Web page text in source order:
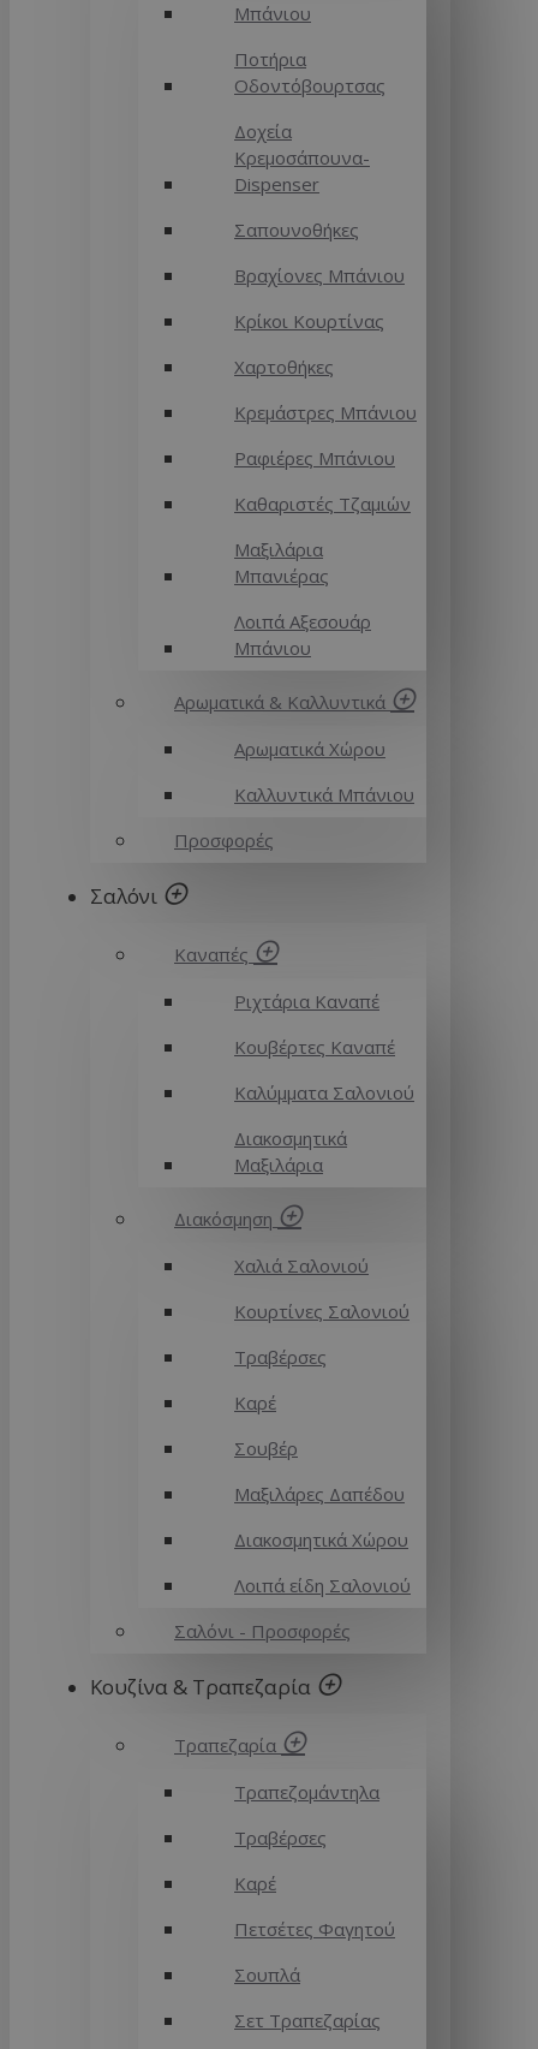
Μπάνιου
Ποτήρια
Οδοντόβουρτσας
Δοχεία
Κρεμοσάπουνα-
Dispenser
Σαπουνοθήκες
Βραχίονες Μπάνιου
Κρίκοι Κουρτίνας
Χαρτοθήκες
Κρεμάστρες Μπάνιου
Ραφιέρες Μπάνιου
Καθαριστές Τζαμιών
Μαξιλάρια
Μπανιέρας
Λοιπά Αξεσουάρ
Μπάνιου
Αρωματικά & Καλλυντικά
Αρωματικά Χώρου
Καλλυντικά Μπάνιου
Προσφορές
Σαλόνι
Καναπές
Ριχτάρια Καναπέ
Κουβέρτες Καναπέ
Καλύμματα Σαλονιού
Διακοσμητικά
Μαξιλάρια
Διακόσμηση
Χαλιά Σαλονιού
Κουρτίνες Σαλονιού
Τραβέρσες
Καρέ
Σουβέρ
Μαξιλάρες Δαπέδου
Διακοσμητικά Χώρου
Λοιπά είδη Σαλονιού
Σαλόνι - Προσφορές
Κουζίνα & Τραπεζαρία
Τραπεζαρία
Τραπεζομάντηλα
Τραβέρσες
Καρέ
Πετσέτες Φαγητού
Σουπλά
Σετ Τραπεζαρίας